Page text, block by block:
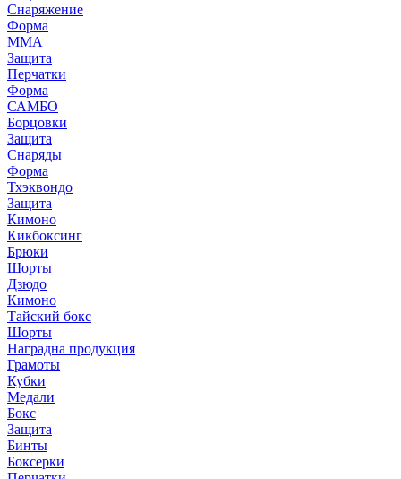
Снаряжение
Форма
ММА
Защита
Перчатки
Форма
САМБО
Борцовки
Защита
Снаряды
Форма
Тхэквондо
Защита
Кимоно
Кикбоксинг
Брюки
Шорты
Дзюдо
Кимоно
Тайский бокс
Шорты
Наградна продукция
Грамоты
Кубки
Медали
Бокс
Защита
Бинты
Боксерки